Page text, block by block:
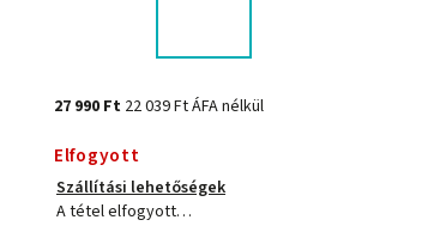
27 990 Ft 22 039 Ft ÁFA nélkül
Elfogyott
Szállítási lehetőségek
A tétel elfogyott…